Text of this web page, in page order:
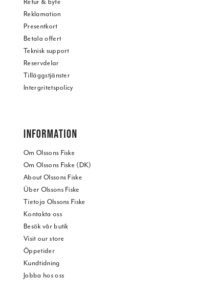
Retur & byte
Reklamation
Presentkort
Betala offert
Teknisk support
Reservdelar
Tilläggstjänster
Intergritetspolicy
INFORMATION
Om Olssons Fiske
Om Olssons Fiske (DK)
About Olssons Fiske
Über Olssons Fiske
Tietoja Olssons Fiske
Kontakta oss
Besök vår butik
Visit our store
Öppetider
Kundtidning
Jobba hos oss